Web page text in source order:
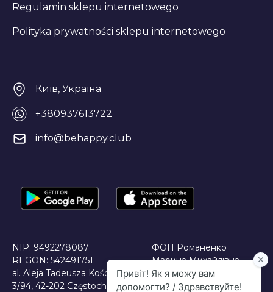
Regulamin sklepu internetowego
Polityka prywatności sklepu internetowego
Київ, Україна
+380937613722
info@behappy.club
NIP: 9492278087
REGON: 542491751
al. Aleja Tadeusza Kościuszki
3/94, 42-202 Częstochowa,
ФОП Романенко
Марина Михайлівна
JDG Maryna Romanenko